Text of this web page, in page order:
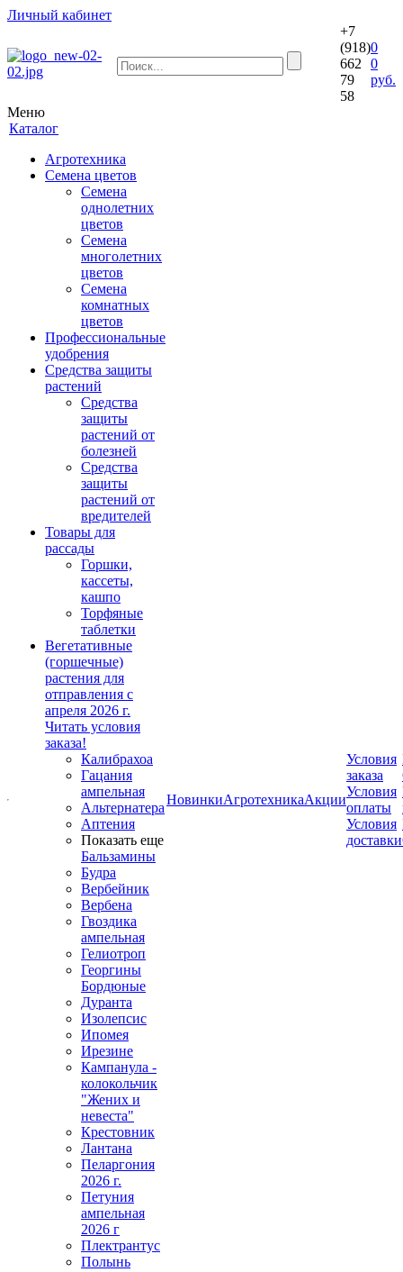
Личный кабинет
+7
(918)
662
79
58
0
0
руб.
Меню
Каталог
Агротехника
Семена цветов
Семена
однолетних
цветов
Семена
многолетних
цветов
Семена
комнатных
цветов
Профессиональные
удобрения
Средства защиты
растений
Средства
защиты
растений от
болезней
Средства
защиты
растений от
вредителей
Товары для
рассады
Горшки,
кассеты,
кашпо
Торфяные
таблетки
Вегетативные
(горшечные)
растения для
отправления с
апреля 2026 г.
Читать условия
заказа!
Калибрахоа
Гацания
ампельная
Альтернатера
Аптения
Показать еще
Бальзамины
Будра
Вербейник
Вербена
Гвоздика
ампельная
Гелиотроп
Георгины
Бордюные
Дуранта
Изолепсис
Ипомея
Ирезине
Кампанула -
колокольчик
"Жених и
невеста"
Крестовник
Лантана
Пеларгония
2026 г.
Петуния
ампельная
2026 г
Плектрантус
Полынь
НовинкиАгротехникаАкции
Условия
заказа
Условия
оплаты
Условия
доставки